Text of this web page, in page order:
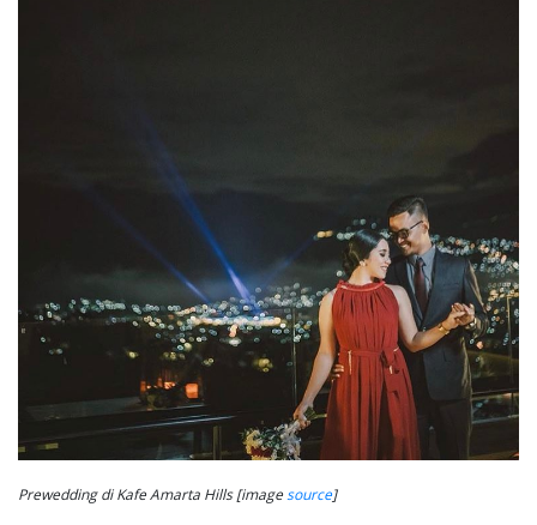
Prewedding di Kafe Amarta Hills [imagesource]